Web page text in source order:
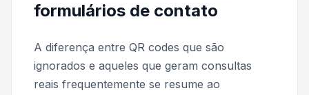
formulários de contato
A diferença entre QR codes que são
ignorados e aqueles que geram consultas
reais frequentemente se resume ao